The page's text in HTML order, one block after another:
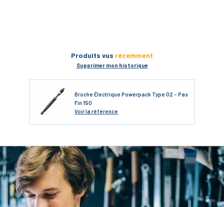
Produits vus récemment
Supprimer mon historique
Broche Électrique Powerpack Type 02 - Pas
Fin 150
Voirla référence